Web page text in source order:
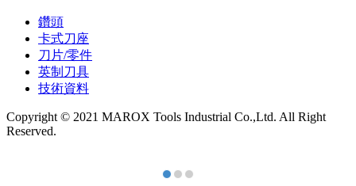
鑽頭
卡式刀座
刀片/零件
英制刀具
技術資料
Copyright © 2021 MAROX Tools Industrial Co.,Ltd. All Right
Reserved.